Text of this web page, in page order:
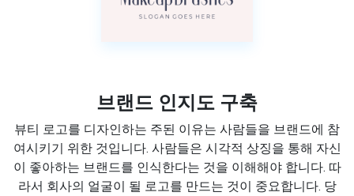
브랜드 인지도 구축
뷰티 로고를 디자인하는 주된 이유는 사람들을 브랜드에 참
여시키기 위한 것입니다. 사람들은 시각적 상징을 통해 자신
이 좋아하는 브랜드를 인식한다는 것을 이해해야 합니다. 따
라서 회사의 얼굴이 될 로고를 만드는 것이 중요합니다. 당